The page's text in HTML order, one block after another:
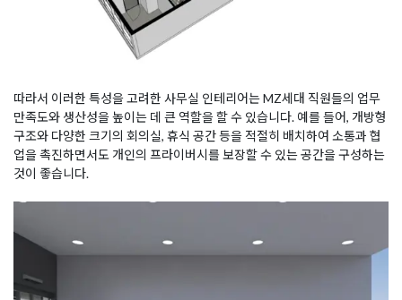
따라서 이러한 특성을 고려한 사무실 인테리어는 MZ세대 직원들의 업무
만족도와 생산성을 높이는 데 큰 역할을 할 수 있습니다. 예를 들어, 개방형
구조와 다양한 크기의 회의실, 휴식 공간 등을 적절히 배치하여 소통과 협
업을 촉진하면서도 개인의 프라이버시를 보장할 수 있는 공간을 구성하는
것이 좋습니다.